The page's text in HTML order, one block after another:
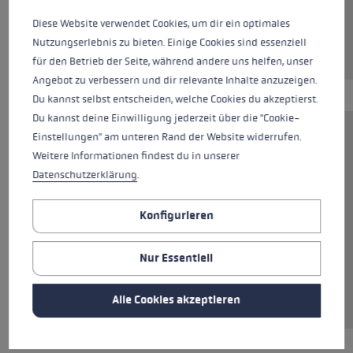
Das Pad Walking Multi System ist eine
praktische Ergänzung für deine Stöcke. Das Set
enthält zwei Gummipuffer "Silent Spike Pad",
für Halt auf leichtem Schotter und befestigten
Waldböden sowie zwei Adaptervarianten für
unterschiedliche Stockspitzen. Die
Gummipuffer sind damit für die Flex Tip und
die Speed Tip geeignet und zudem mit diversen
Fremdfabrikaten kompatibel.
Diese Website verwendet Cookies, um dir ein optimales
Nutzungserlebnis zu bieten. Einige Cookies sind essenziell
für den Betrieb der Seite, während andere uns helfen, unser
Angebot zu verbessern und dir relevante Inhalte anzuzeigen.
Du kannst selbst entscheiden, welche Cookies du akzeptierst.
Du kannst deine Einwilligung jederzeit über die "Cookie-
Einstellungen" am unteren Rand der Website widerrufen.
Weitere Informationen findest du in unserer
Datenschutzerklärung.
Konfigurieren
Nur Essentiell
Alle Cookies akzeptieren